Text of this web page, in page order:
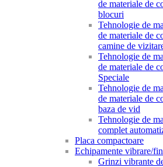
de materiale de
blocuri
Tehnologie de
de materiale de
camine de
Tehnologie de
de materiale de
Speciale
Tehnologie de
de materiale de
baza de vid
Tehnologie de
complet
Placa compactoare
Echipamente vibrare/
Grinzi vibrante